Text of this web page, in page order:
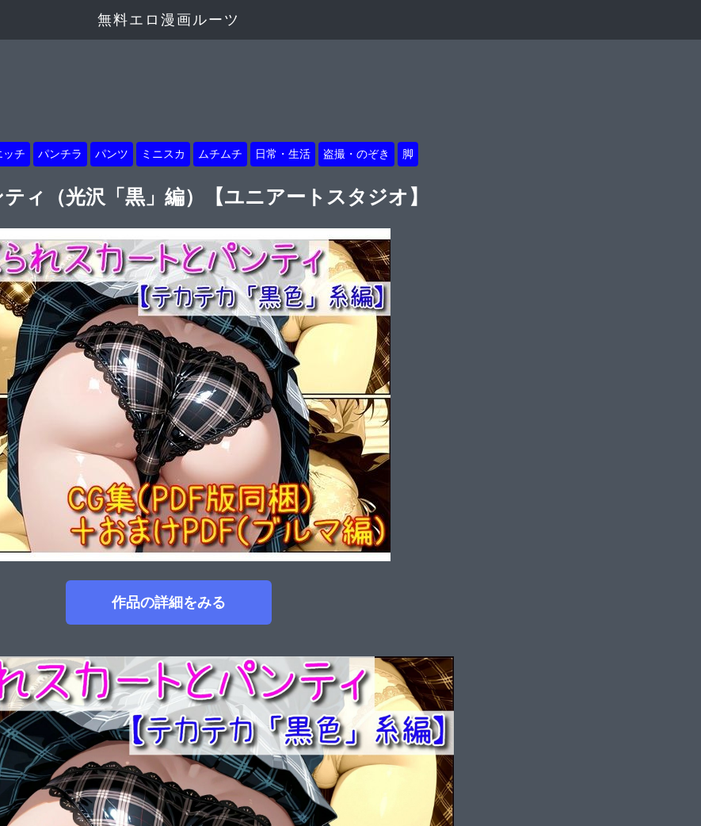
無料エロ漫画ルーツ
ッチ パンチラ パンツ ミニスカ ムチムチ 日常・生活 盗撮・のぞき 脚
ィ（光沢「黒」編）【ユニアートスタジオ】
作品の詳細をみる